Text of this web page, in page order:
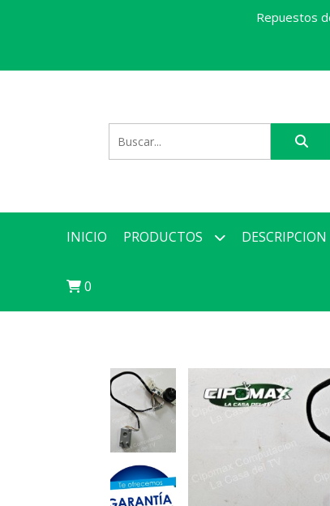
Repuestos
INICIO PRODUCTOS DESCRIPCION
0